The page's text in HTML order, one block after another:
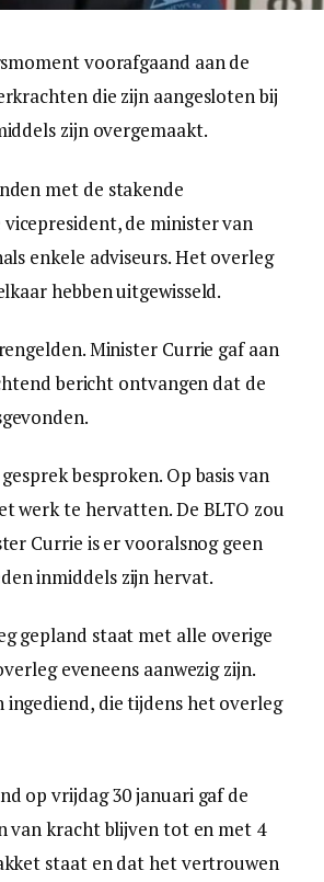
voorafgaand aan de
die zijn aangesloten bij
zijn overgemaakt.
met de stakende
de minister van
enkele adviseurs. Het overleg
hebben uitgewisseld.
Minister Currie gaf aan
bericht ontvangen dat de
besproken. Op basis van
werk te hervatten. De BLTO zou
Currie is er vooralsnog geen
inmiddels zijn hervat.
gepland staat met alle overige
eveneens aanwezig zijn.
ingediend, die tijdens het overleg
op vrijdag 30 januari gaf de
van kracht blijven tot en met 4
staat en dat het vertrouwen